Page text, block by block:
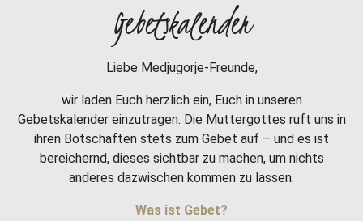
Gebetskalender
Liebe Medjugorje-Freunde,
wir laden Euch herzlich ein, Euch in unseren
Gebetskalender einzutragen. Die Muttergottes ruft uns in
ihren Botschaften stets zum Gebet auf – und es ist
bereichernd, dieses sichtbar zu machen, um nichts
anderes dazwischen kommen zu lassen.
Was ist Gebet?